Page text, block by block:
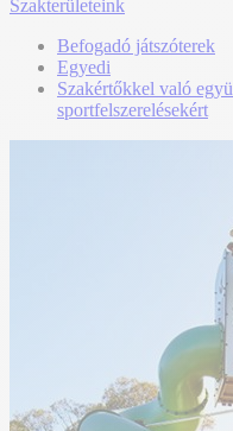
Szakterületeink
Befogadó játszóterek
Egyedi
Szakértőkkel való
sportfelszerelésekért